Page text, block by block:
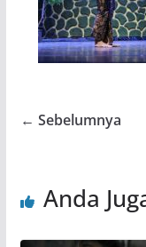
← Sebelumnya
Anda